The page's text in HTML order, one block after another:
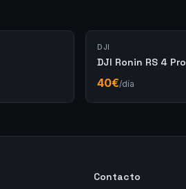
DJI
DJI Ronin RS 4 Pro
40€/día
Contacto